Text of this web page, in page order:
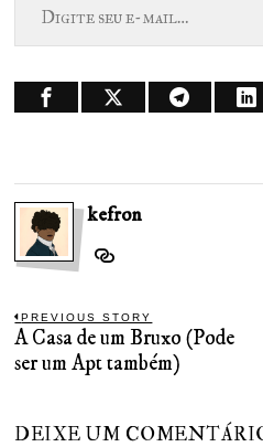
kefron
Navegação
de
PREVIOUS STORY
Previous
post:
A Casa de um Bruxo (Pode
ser um Apt também)
DEIXE UM